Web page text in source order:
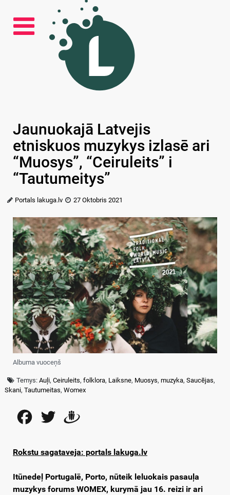
Jaunuokajā Latvejis
etniskuos muzykys izlasē ari
“Muosys”, “Ceiruleits” i
“Tautumeitys”
Portals lakuga.lv 27 Oktobris 2021
Albuma vuoceņš
Temys:Auļi,Ceiruleits,folklora, Laiksne, Muosys,muzyka,Saucējas,
Skani, Tautumeitas, Womex
FacebookTwitter
Rokstu sagataveja: portals lakuga.lv
Itūnedeļ Portugalē, Porto, nūteik leluokais pasauļa
muzykys forums WOMEX, kurymā jau 16. reizi ir ari